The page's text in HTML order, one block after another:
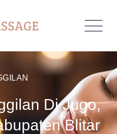
Di Jugo,
Blitar